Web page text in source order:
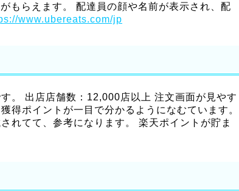
もらえます。 配達員の顔や名前が表示され、配
www.ubereats.com/jp
。 出店店舗数：12,000店以上 注文画面が見やす
得ポイントが一目で分かるようになむています。
れてて、参考になります。 楽天ポイントが貯ま